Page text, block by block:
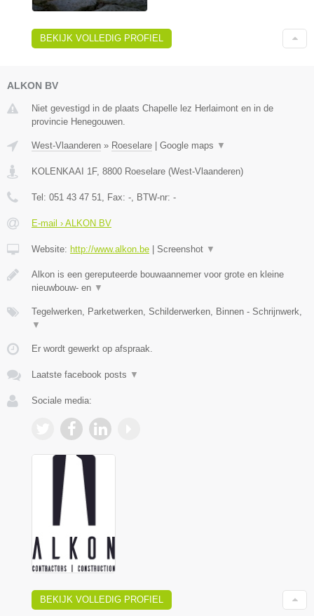
BEKIJK VOLLEDIG PROFIEL
ALKON BV
Niet gevestigd in de plaats Chapelle lez Herlaimont en in de
provincie Henegouwen.
West-Vlaanderen » Roeselare Google maps ▼
KOLENKAAI 1F, 8800 Roeselare (West-Vlaanderen)
Tel: 051 43 47 51, Fax: -, BTW-nr: -
E-mail › ALKON BV
Website: http://www.alkon.be Screenshot ▼
Alkon is een gereputeerde bouwaannemer voor grote en kleine
nieuwbouw- en ▼
Tegelwerken, Parketwerken, Schilderwerken, Binnen - Schrijnwerk,
▼
Er wordt gewerkt op afspraak.
Laatste facebook posts ▼
Sociale media:
BEKIJK VOLLEDIG PROFIEL